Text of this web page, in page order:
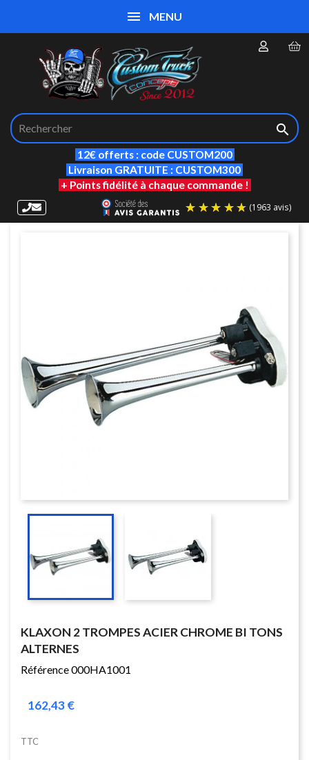

12€ offerts : code CUSTOM200
Livraison GRATUITE : CUSTOM300
+ Points fidélité à chaque commande !
MENU
KLAXON 2 TROMPES ACIER CHROME BI TONS
ALTERNES
Référence 000HA1001
162,43 €
TTC